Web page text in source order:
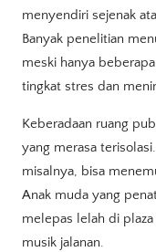
menyendiri sejenak
Banyak penelitian
meski hanya
tingkat stres dan
Keberadaan ruang
yang merasa
misalnya, bisa
Anak muda yang
melepas lelah di
musik jalanan.